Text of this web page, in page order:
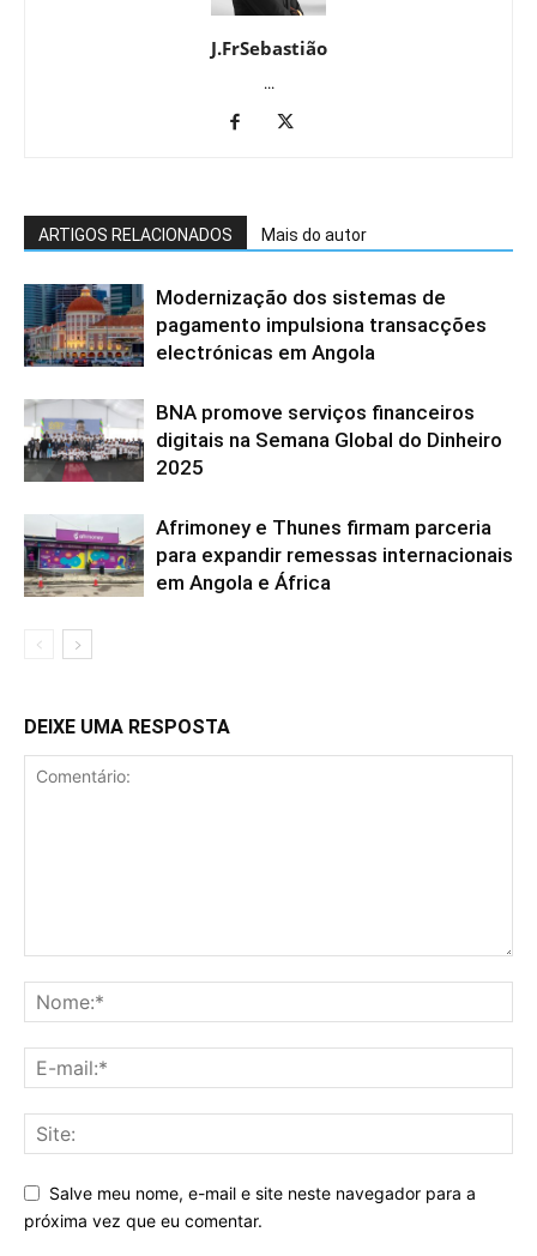
J.FrSebastião
...
ARTIGOS RELACIONADOS Mais do autor
Modernização dos sistemas de
pagamento impulsiona transacções
electrónicas em Angola
BNA promove serviços financeiros
digitais na Semana Global do Dinheiro
2025
Afrimoney e Thunes firmam parceria
para expandir remessas internacionais
em Angola e África
DEIXE UMA RESPOSTA
Salve meu nome, e-mail e site neste navegador para a
próxima vez que eu comentar.